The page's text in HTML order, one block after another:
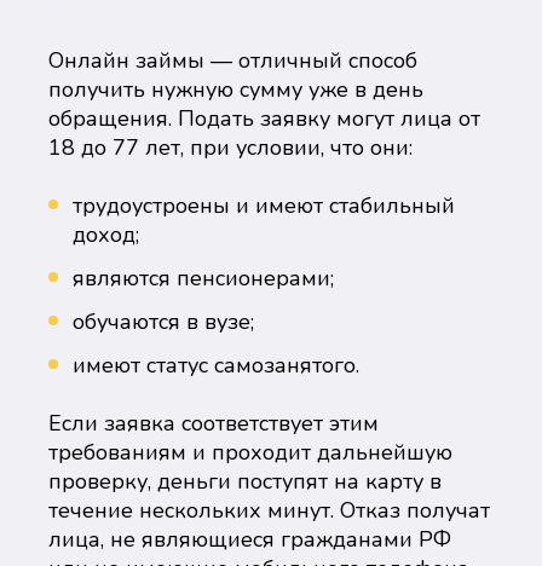
Онлайн займы — отличный способ
получить нужную сумму уже в день
обращения. Подать заявку могут лица от
18 до 77 лет, при условии, что они:
трудоустроены и имеют стабильный
доход;
являются пенсионерами;
обучаются в вузе;
имеют статус самозанятого.
Если заявка соответствует этим
требованиям и проходит дальнейшую
проверку, деньги поступят на карту в
течение нескольких минут. Отказ получат
лица, не являющиеся гражданами РФ